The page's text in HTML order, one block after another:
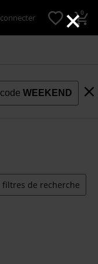
×
connecter 0
WEEKEND
filtres de recherche